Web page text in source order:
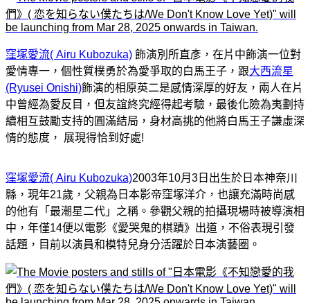
窪塚愛流( Airu Kubozuka) 飾演別所直彥，在片中飾演一位對
愛情專一，個性質樸勇於為愛爭取的白馬王子，跟大西流星
(Ryusei Onishi)飾演的相原英二是感情深厚的好友，兩人在片
中曾經為愛反目，但友誼終究經得起考驗，最後化險為夷劃持
續相互鼓勵支持的圓滿結局，身材高挑的他將白馬王子謙虛深
情的態度， 展現得恰到好處!
窪塚愛流( Airu Kubozuka)2003年10月3日出生於日本神奈川
縣，現年21歲，父親為日本影帝窪塚洋介，也讓充滿時尚感
的他有「最潮星二代」之稱。參觀父親的拍攝現場時被導演相
中，年僅14便以電影《愛哭鬼的棋蹟》出道，不俗表現引發
話題，目前以演員和模特兒身分活躍於日本演藝圈。